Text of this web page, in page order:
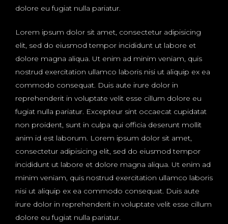
dolore eu fugiat nulla pariatur.
Lorem ipsum dolor sit amet, consectetur adipisicing
elit, sed do eiusmod tempor incididunt ut labore et
dolore magna aliqua. Ut enim ad minim veniam, quis
nostrud exercitation ullamco laboris nisi ut aliquip ex ea
commodo consequat. Duis aute irure dolor in
reprehenderit in voluptate velit esse cillum dolore eu
fugiat nulla pariatur. Excepteur sint occaecat cupidatat
non proident, sunt in culpa qui officia deserunt mollit
anim id est laborum. Lorem ipsum dolor sit amet,
consectetur adipisicing elit, sed do eiusmod tempor
incididunt ut labore et dolore magna aliqua. Ut enim ad
minim veniam, quis nostrud exercitation ullamco laboris
nisi ut aliquip ex ea commodo consequat. Duis aute
irure dolor in reprehenderit in voluptate velit esse cillum
dolore eu fugiat nulla pariatur.